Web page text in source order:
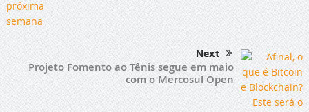
Next
Projeto Fomento ao Tênis segue em maio
com o Mercosul Open